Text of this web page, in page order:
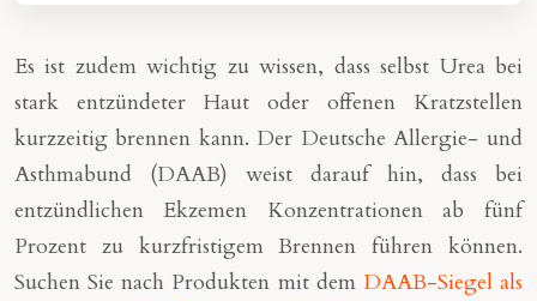
Es ist zudem wichtig zu wissen, dass selbst Urea bei
stark entzündeter Haut oder offenen Kratzstellen
kurzzeitig brennen kann. Der Deutsche Allergie- und
Asthmabund (DAAB) weist darauf hin, dass bei
entzündlichen Ekzemen Konzentrationen ab fünf
Prozent zu kurzfristigem Brennen führen können.
Suchen Sie nach Produkten mit dem DAAB-Siegel als